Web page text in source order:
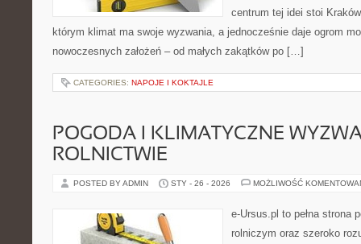
centrum tej idei stoi
którym klimat ma swoje wyzwania, a jednocześnie daje ogrom
nowoczesnych założeń – od małych zakątków po […]
CATEGORIES: NAPOJE I KOKTAJLE
POGODA I KLIMATYCZNE
ROLNICTWIE
POSTED BY ADMIN STY - 26 - 2026 MOŻLIWOŚĆ
e-Ursus.pl to pełna strona
rolniczym oraz szeroko